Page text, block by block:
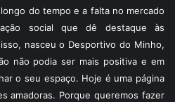
do tempo e a falta no mercado
social que dê destaque às
nasceu o Desportivo do Minho,
não podia ser mais positiva e em
o seu espaço. Hoje é uma página
amadoras. Porque queremos fazer